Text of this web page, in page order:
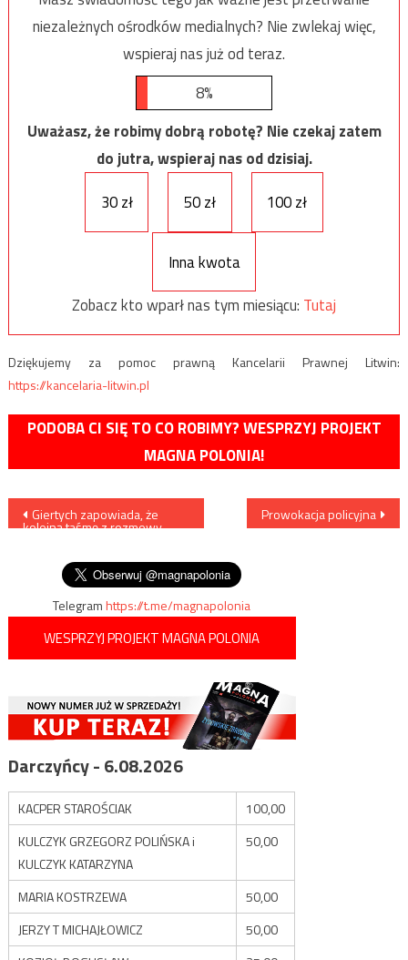
niezależnych ośrodków medialnych? Nie zwlekaj więc,
wspieraj nas już od teraz.
8%
Uważasz, że robimy dobrą robotę? Nie czekaj zatem
do jutra, wspieraj nas od dzisiaj.
30 zł
50 zł 100 zł
Inna kwota
Zobacz kto wparł nas tym miesiącu: Tutaj
Dziękujemy za pomoc prawną Kancelarii Prawnej Litwin:
https://kancelaria-litwin.pl
PODOBA CI SIĘ TO CO ROBIMY? WESPRZYJ PROJEKT
MAGNA POLONIA!
Nawigacja
Giertych zapowiada, że
kolejną taśmę z rozmowy
Prowokacja policyjna
Telegramhttps://t.me/magnapolonia
WESPRZYJ PROJEKT MAGNA POLONIA
Darczyńcy - 6.08.2026
KACPER STAROŚCIAK
100,00
KULCZYK GRZEGORZ POLIŃSKA i
KULCZYK KATARZYNA
50,00
MARIA KOSTRZEWA
50,00
JERZY T MICHAJŁOWICZ
50,00